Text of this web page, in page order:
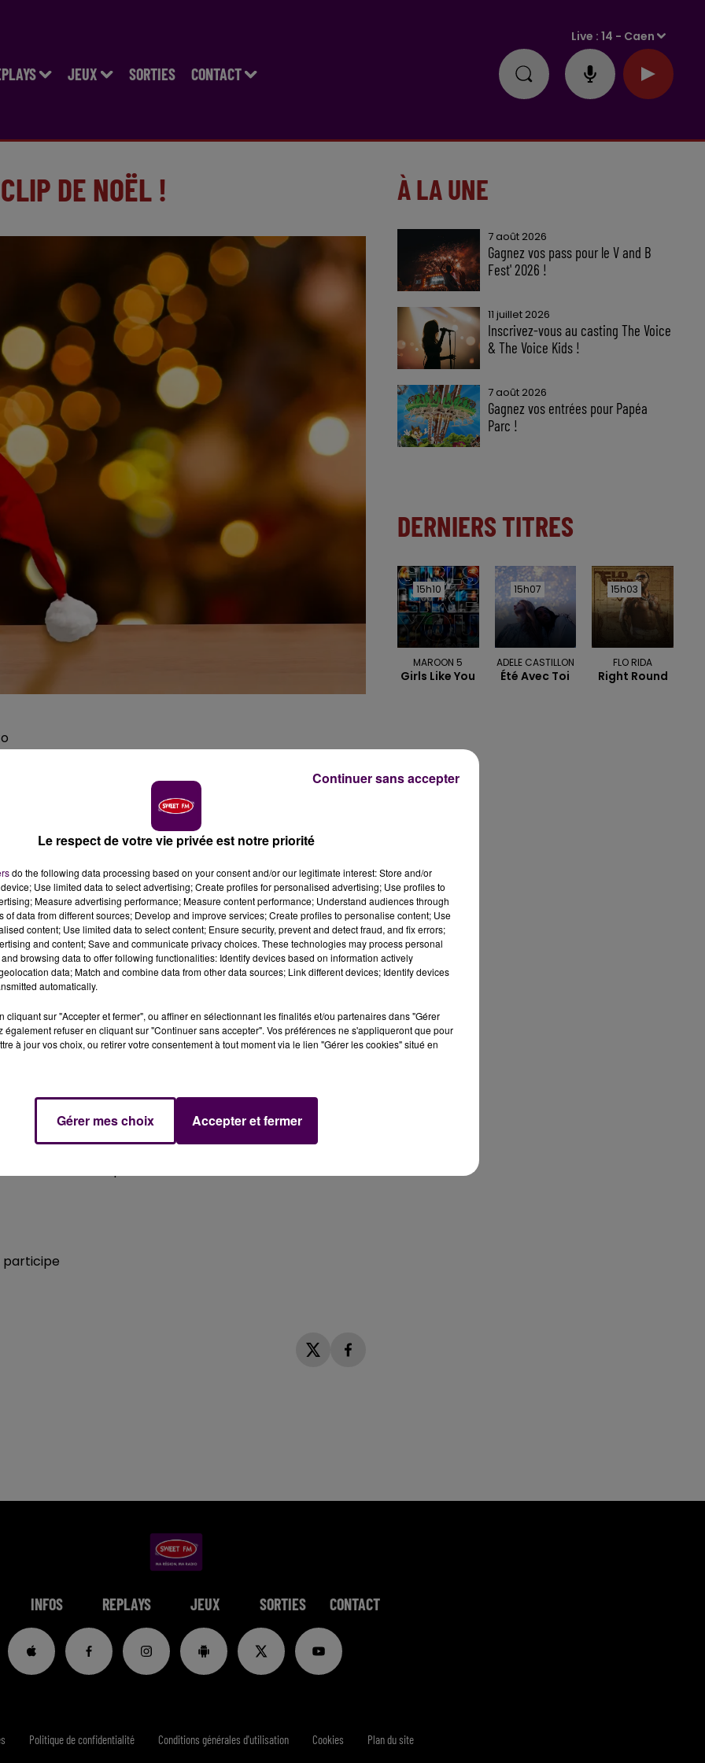
JEUX SORTIES CONTACT
Live :14 - Caen
DE NOËL !
ses auditeurs à l'honneur !
prenez votre smartphone, et mettez-vous en scène
faites vous des câlins, mangez des crêpes, buvez des
toile de fond, l'un des plus beaux endroits décorésprès
centre commercial, attractions, grande roue, etc...). Les
final que nous mettronsenligne sur notre site internetet
et qui accepteront de
ville ou village
et les lumières soient correctes
dans le clip)
15 décembre 2019 à 23H59
cette date de dépôt.
participe
À LA UNE
7 août 2026
Gagnez vos pass pour le V and B
Fest' 2026 !
11 juillet 2026
Inscrivez-vous au casting The Voice
& The Voice Kids !
7 août 2026
Gagnez vos entrées pour Papéa
Parc !
DERNIERS TITRES
15h10
15h10
MAROON 5
Girls Like You
15h07
15h07
ADELE CASTILLON
Été Avec Toi
15h03
15h03
FLO RIDA
Right Round
INFOS REPLAYS JEUX SORTIES CONTACT
Politique de confidentialité Conditions générales d'utilisation Cookies Plan du site
Le respect de votre vie privée est notre priorité
do the following data processing based on your consent and/or our legitimate interest: Store and/or
Use limited data to select advertising; Create profiles for personalised advertising; Use profiles to
Measure advertising performance; Measure content performance; Understand audiences through
of data from different sources; Develop and improve services; Create profiles to personalise content; Use
content; Use limited data to select content; Ensure security, prevent and detect fraud, and fix errors;
and content; Save and communicate privacy choices. These technologies may process personal
browsing data to offer following functionalities: Identify devices based on information actively
data; Match and combine data from other data sources; Link different devices; Identify devices
automatically.
cliquant sur "Accepter et fermer", ou affiner en sélectionnant les finalités et/ou partenaires dans "Gérer
également refuser en cliquant sur "Continuer sans accepter". Vos préférences ne s'appliqueront que pour
à jour vos choix, ou retirer votre consentement à tout moment via le lien "Gérer les cookies" situé en
Gérer mes choix Accepter et fermer
Continuer sans accepter